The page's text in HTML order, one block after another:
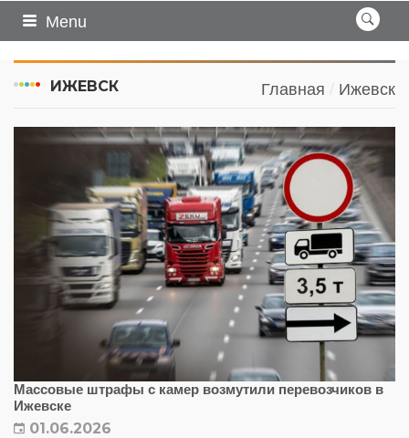
Menu
ИЖЕВСК Главная Ижевск
Массовые штрафы с камер возмутили перевозчиков в
Ижевске
01.06.2026